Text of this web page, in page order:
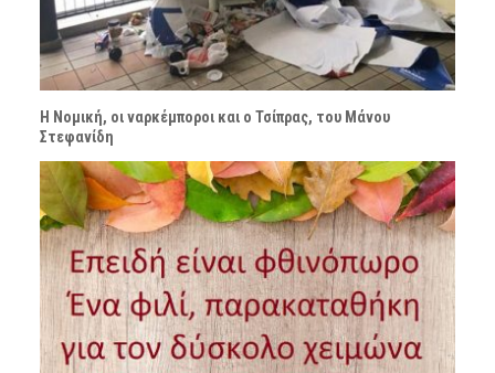
Η Νομική, οι ναρκέμποροι και ο Τσίπρας, του Μάνου
Στεφανίδη